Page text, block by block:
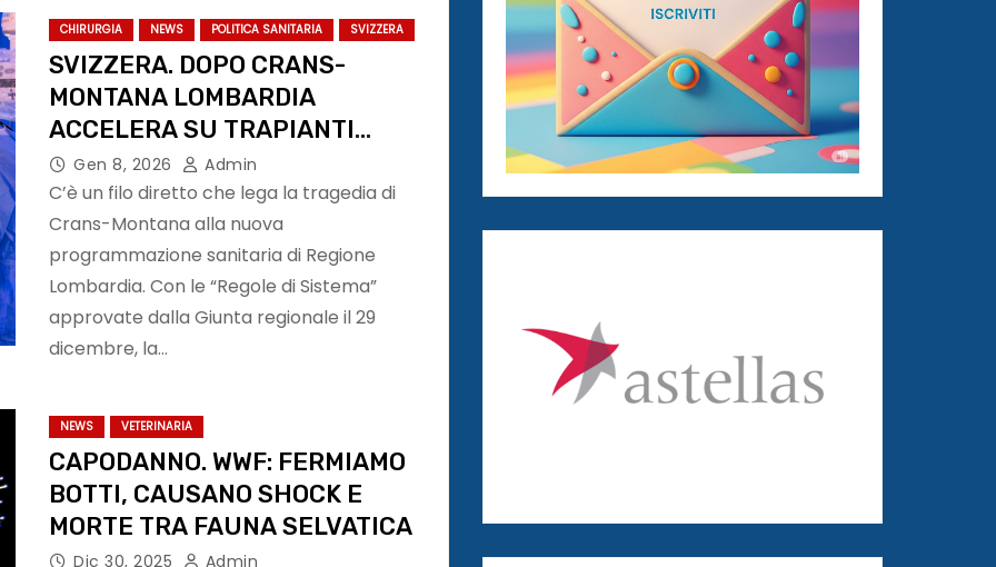
CHIRURGIA NEWS POLITICA SANITARIA SVIZZERA
SVIZZERA. DOPO CRANS-
MONTANA LOMBARDIA
ACCELERA SU TRAPIANTI
TESSUTI
Gen 8, 2026 Admin
C’è un filo diretto che lega la tragedia di
Crans-Montana alla nuova
programmazione sanitaria di Regione
Lombardia. Con le “Regole di Sistema”
approvate dalla Giunta regionale il 29
dicembre, la…
NEWS VETERINARIA
CAPODANNO. WWF: FERMIAMO
BOTTI, CAUSANO SHOCK E
MORTE TRA FAUNA SELVATICA
Dic 30, 2025 Admin